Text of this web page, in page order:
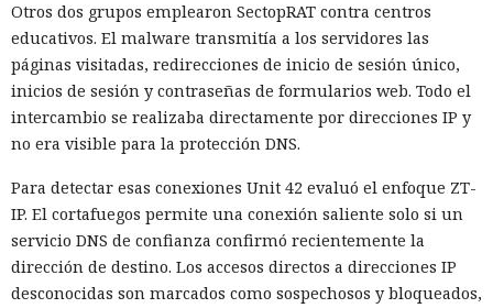
Otros dos grupos emplearon SectopRAT contra centros
educativos. El malware transmitía a los servidores las
páginas visitadas, redirecciones de inicio de sesión único,
inicios de sesión y contraseñas de formularios web. Todo el
intercambio se realizaba directamente por direcciones IP y
no era visible para la protección DNS.
Para detectar esas conexiones Unit 42 evaluó el enfoque ZT-
IP. El cortafuegos permite una conexión saliente solo si un
servicio DNS de confianza confirmó recientemente la
dirección de destino. Los accesos directos a direcciones IP
desconocidas son marcados como sospechosos y bloqueados,